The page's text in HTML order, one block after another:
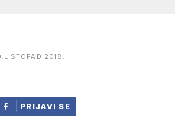
2018.
PRIJAVI SE